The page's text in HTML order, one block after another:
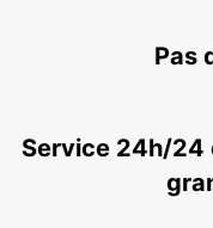
ZUCHWIL -
BELFORT-
MEROUX - FRANCE
Pas
Service 24h/24